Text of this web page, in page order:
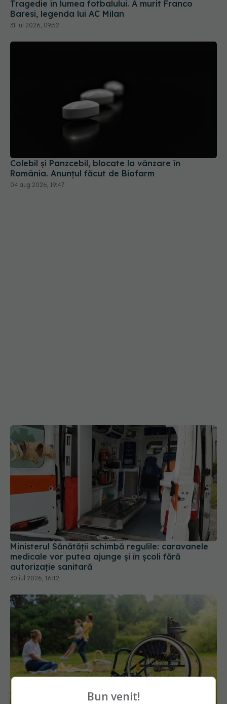
Tragedie în lumea fotbalului. A murit Franco
Baresi, legenda lui AC Milan
31 iul 2026, 09:52
Colebil și Panzcebil, blocate la vânzare în
România. Anunțul făcut de Biofarm
04 aug 2026, 19:47
Ministerul Sănătății schimbă regulile: caravanele
medicale vor putea ajunge și în școli fără
autorizație sanitară
30 iul 2026, 16:12
Bun venit!